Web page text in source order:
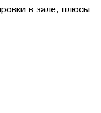
в зале, плюсы